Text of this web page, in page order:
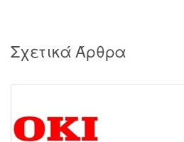
Σχετικά Άρθρα